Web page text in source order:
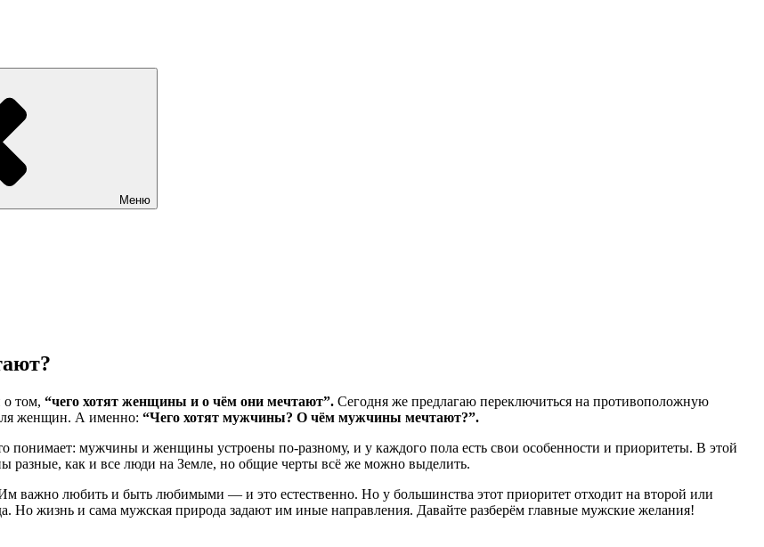
Меню
о том, “чего хотят женщины и о чём они мечтают”. Сегодня же предлагаю переключиться на противоположную
женщин. А именно: “Чего хотят мужчины? О чём мужчины мечтают?”.
понимает: мужчины и женщины устроены по-разному, и у каждого пола есть свои особенности и приоритеты. В этой
как и все люди на Земле, но общие черты всё же можно выделить.
важно любить и быть любимыми — и это естественно. Но у большинства этот приоритет отходит на второй или
Но жизнь и сама мужская природа задают им иные направления. Давайте разберём главные мужские желания!